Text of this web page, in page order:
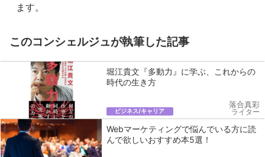
ます。
このコンシェルジュが執筆した記事
堀江貴文『多動力』に学ぶ、これからの
時代の生き方
ビジネス/キャリア
落合真彩
ライター
Webマーケティングで悩んでいる方に読
んで欲しいおすすめ本5選！